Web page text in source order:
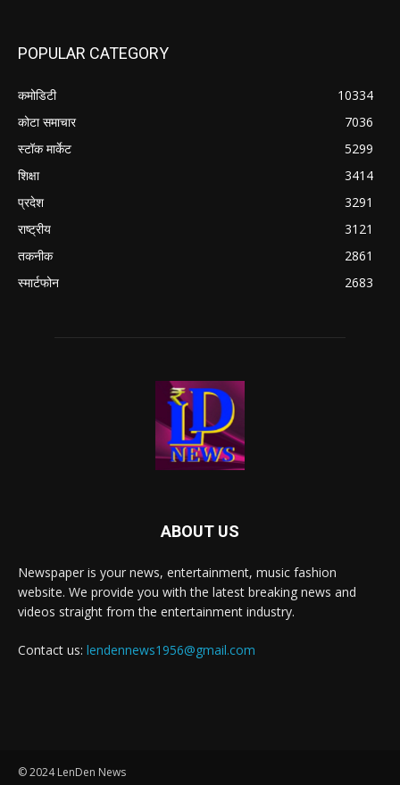
POPULAR CATEGORY
कमोडिटी
10334
कोटा समाचार
7036
स्टॉक मार्केट
5299
शिक्षा
3414
प्रदेश
3291
राष्ट्रीय
3121
तकनीक
2861
स्मार्टफोन
2683
ABOUT US
Newspaper is your news, entertainment, music fashion
website. We provide you with the latest breaking news and
videos straight from the entertainment industry.
Contact us: lendennews1956@gmail.com
© 2024 LenDen News